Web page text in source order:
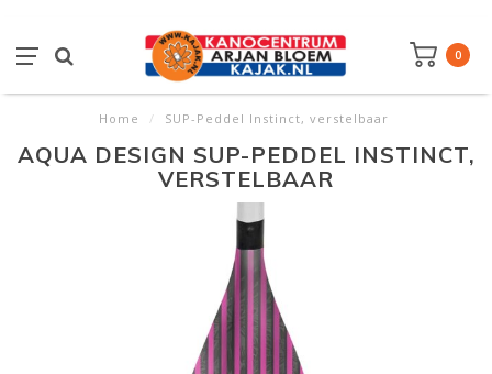
0
Home / SUP-Peddel Instinct, verstelbaar
AQUA DESIGN SUP-PEDDEL INSTINCT,
VERSTELBAAR